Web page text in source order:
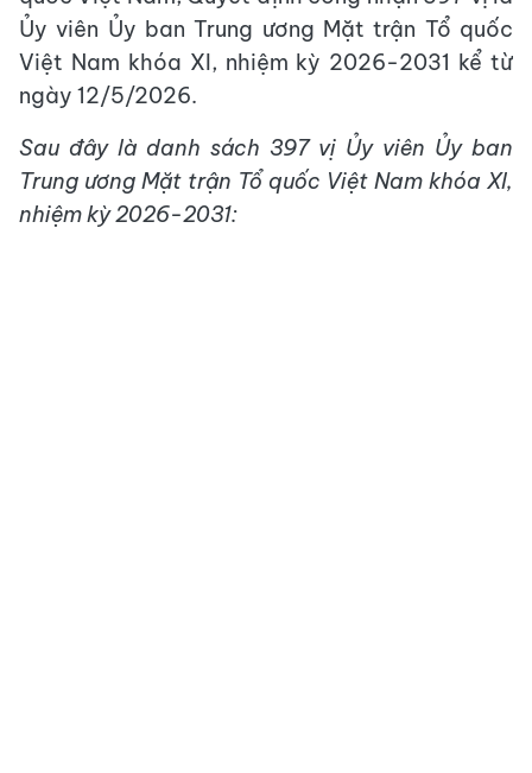
Ủy viên Ủy ban Trung ương Mặt trận Tổ quốc
Việt Nam khóa XI, nhiệm kỳ 2026-2031 kể từ
ngày 12/5/2026.
Sau đây là danh sách 397 vị Ủy viên Ủy ban
Trung ương Mặt trận Tổ quốc Việt Nam khóa XI,
nhiệm kỳ 2026-2031: